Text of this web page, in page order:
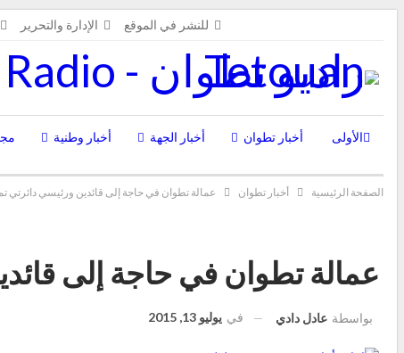
للنشر في الموقع الإدارة والتحرير
الأولى أخبار تطوان أخبار الجهة أخبار وطنية
الصفحة الرئيسية أخبار تطوان عمالة تطوان في حاجة إلى قائدين ورئيسي دائرتي
عمالة تطوان في حاجة إلى
بواسطة عادل دادي في يوليو 13, 2015